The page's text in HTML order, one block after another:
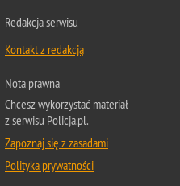
Redakcja serwisu
Kontakt z redakcją
Nota prawna
Chcesz wykorzystać materiał
z serwisu Policja.pl.
Zapoznaj się z zasadami
Polityka prywatności